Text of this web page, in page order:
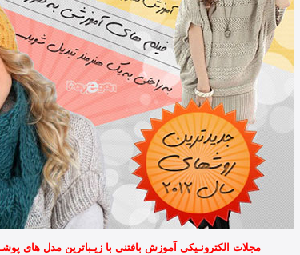
مجلات الکترونـیکی آموزش بافتنی با زیـباترین مدل های